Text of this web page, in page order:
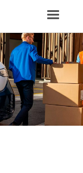
FORSIDE
NYE
NYE VAREBILER
Toggle